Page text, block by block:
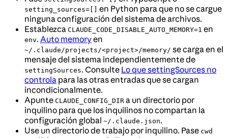
setting_sources=[] en Python para que no se cargue
ninguna configuración del sistema de archivos.
Establezca CLAUDE_CODE_DISABLE_AUTO_MEMORY=1 en
env. Auto memoryen
~/.claude/projects/<project>/memory/ se carga en el
mensaje del sistema independientemente de
settingSources. Consulte Lo que settingSources no
controla para las otras entradas que se cargan
incondicionalmente.
Apunte CLAUDE_CONFIG_DIR a un directorio por
inquilino para que los inquilinos no compartan la
configuración global ~/.claude.json.
Use un directorio de trabajo por inquilino. Pase cwd